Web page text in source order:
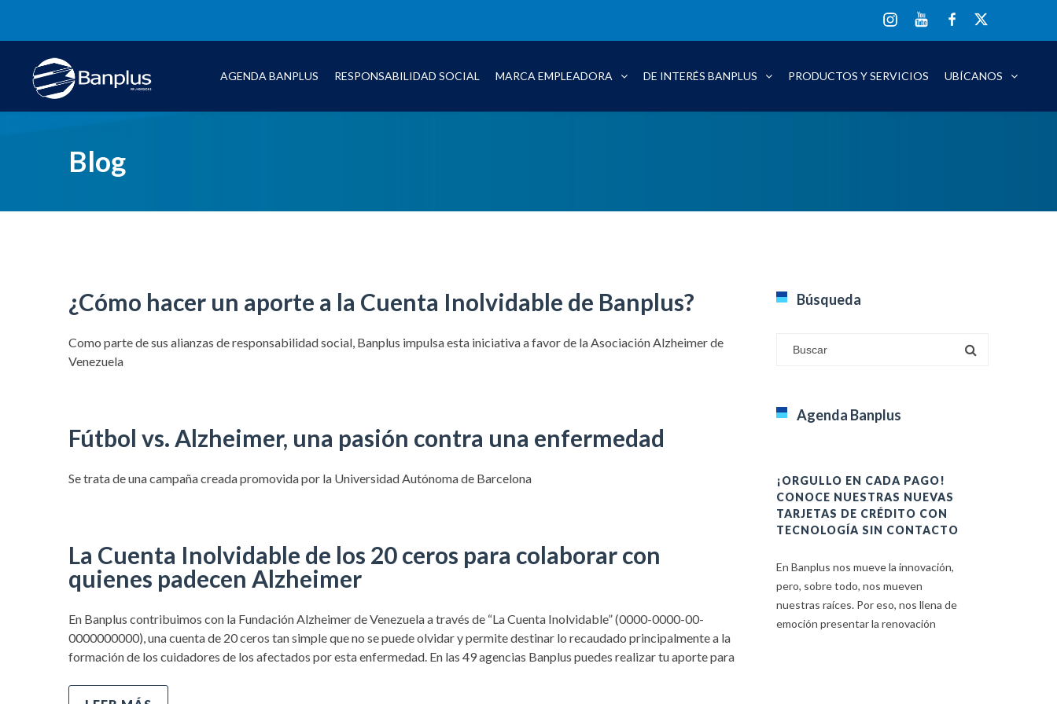
IG YT FB XX
AGENDA BANPLUS RESPONSABILIDAD SOCIAL MARCA EMPLEADORA DE INTERÉS BANPLUS PRODUCTOS Y SERVICIOS UBÍCANOS
Blog
¿Cómo hacer un aporte a la Cuenta Inolvidable de Banplus?
Como parte de sus alianzas de responsabilidad social, Banplus impulsa esta iniciativa a favor de la Asociación Alzheimer de
Venezuela
Fútbol vs. Alzheimer, una pasión contra una enfermedad
Se trata de una campaña creada promovida por la Universidad Autónoma de Barcelona
La Cuenta Inolvidable de los 20 ceros para colaborar con
quienes padecen Alzheimer
En Banplus contribuimos con la Fundación Alzheimer de Venezuela a través de “La Cuenta Inolvidable” (0000-0000-00-
0000000000), una cuenta de 20 ceros tan simple que no se puede olvidar y permite destinar lo recaudado principalmente a la
formación de los cuidadores de los afectados por esta enfermedad. En las 49 agencias Banplus puedes realizar tu aporte para
Búsqueda
Agenda Banplus
¡ORGULLO EN CADA PAGO!
CONOCE NUESTRAS NUEVAS
TARJETAS DE CRÉDITO CON
TECNOLOGÍA SIN CONTACTO
En Banplus nos mueve la innovación,
pero, sobre todo, nos mueven
nuestras raíces. Por eso, nos llena de
emoción presentar la renovación